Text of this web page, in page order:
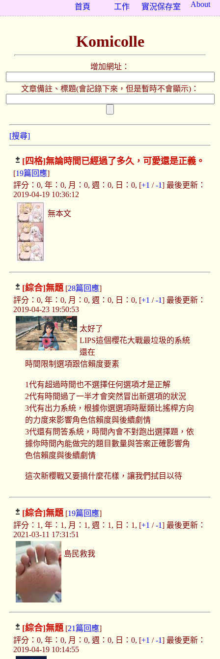
About
實況保存室
工作
首頁
Komicolle
增加網址：
文章備註、標題(會記錄下來，但是暫時不會顯示)：
[搜尋]
[四格]無論時間已經過了多久，可愛還是正義。
[19篇回應]
評分：0, 年：0, 月：0, 週：0, 日：0, [+1 /-1] 最後更新：
2019-04-19 10:36:12
無本文
[綜合]無題[28篇回應]
評分：0, 年：0, 月：0, 週：0, 日：0, [+1 /-1] 最後更新：
2019-04-23 19:50:53
太好了
LIPS這個櫻花大戰最垃圾的系統
還在
時間限制選項跟信賴度要素
1代有超過時間也不選擇任何選項才是正解
2代有時間過了一半才會突然冒出新選項的狀況
3代有出力系統，根據你選選項時壓類比搖桿方向
的力度來影響角色信賴度與後續劇情
3代還有問答系統，時間內會不對跑出選擇題，依
據你時間內能做完的題目數量與答案正確影響角
色信賴度與後續劇情
這次新櫻戰又要搞什麼花樣，讓我們拭目以待
[綜合]無題[19篇回應]
評分：1, 年：1, 月：1, 週：1, 日：1, [+1 /-1] 最後更新：
2021-03-11 17:31:51
島民救我
[綜合]無題[21篇回應]
評分：0, 年：0, 月：0, 週：0, 日：0, [+1 /-1] 最後更新：
2019-04-19 10:14:55